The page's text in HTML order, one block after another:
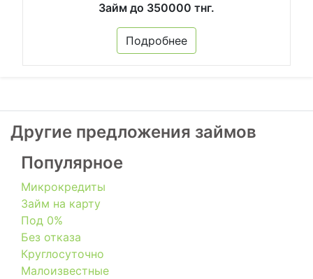
Займ до 350000 тнг.
Подробнее
Другие предложения займов
Популярное
Микрокредиты
Займ на карту
Под 0%
Без отказа
Круглосуточно
Малоизвестные